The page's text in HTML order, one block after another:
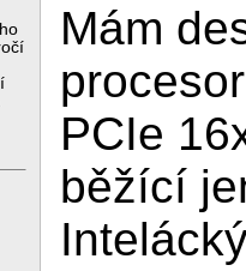
Mám
PCIe
běžící